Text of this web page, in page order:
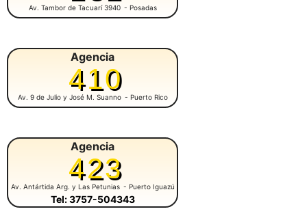
Av. Tambor de Tacuarí 3940 - Posadas
Agencia
410
Av. 9 de Julio y José M. Suanno - Puerto Rico
Agencia
423
Av. Antártida Arg. y Las Petunias - Puerto Iguazú
Tel: 3757-504343